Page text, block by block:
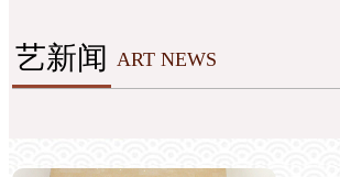
艺新闻 ART NEWS